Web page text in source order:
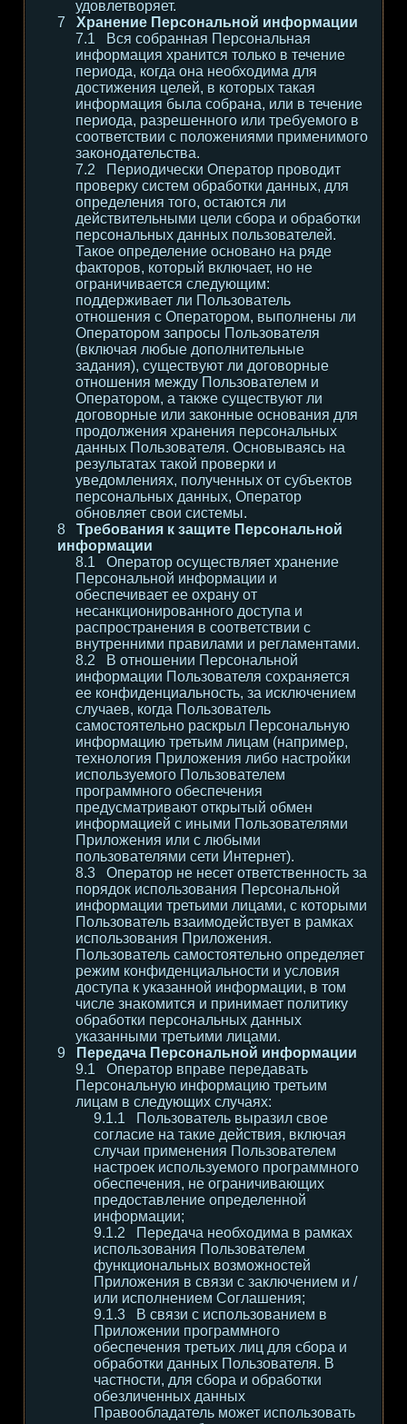
удовлетворяет.
Хранение Персональной информации
Вся собранная Персональная
информация хранится только в течение
периода, когда она необходима для
достижения целей, в которых такая
информация была собрана, или в течение
периода, разрешенного или требуемого в
соответствии с положениями применимого
законодательства.
Периодически Оператор проводит
проверку систем обработки данных, для
определения того, остаются ли
действительными цели сбора и обработки
персональных данных пользователей.
Такое определение основано на ряде
факторов, который включает, но не
ограничивается следующим:
поддерживает ли Пользователь
отношения с Оператором, выполнены ли
Оператором запросы Пользователя
(включая любые дополнительные
задания), существуют ли договорные
отношения между Пользователем и
Оператором, а также существуют ли
договорные или законные основания для
продолжения хранения персональных
данных Пользователя. Основываясь на
результатах такой проверки и
уведомлениях, полученных от субъектов
персональных данных, Оператор
обновляет свои системы.
Требования к защите Персональной
информации
Оператор осуществляет хранение
Персональной информации и
обеспечивает ее охрану от
несанкционированного доступа и
распространения в соответствии с
внутренними правилами и регламентами.
В отношении Персональной
информации Пользователя сохраняется
ее конфиденциальность, за исключением
случаев, когда Пользователь
самостоятельно раскрыл Персональную
информацию третьим лицам (например,
технология Приложения либо настройки
используемого Пользователем
программного обеспечения
предусматривают открытый обмен
информацией с иными Пользователями
Приложения или с любыми
пользователями сети Интернет).
Оператор не несет ответственность за
порядок использования Персональной
информации третьими лицами, с которыми
Пользователь взаимодействует в рамках
использования Приложения.
Пользователь самостоятельно определяет
режим конфиденциальности и условия
доступа к указанной информации, в том
числе знакомится и принимает политику
обработки персональных данных
указанными третьими лицами.
Передача Персональной информации
Оператор вправе передавать
Персональную информацию третьим
лицам в следующих случаях:
Пользователь выразил свое
согласие на такие действия, включая
случаи применения Пользователем
настроек используемого программного
обеспечения, не ограничивающих
предоставление определенной
информации;
Передача необходима в рамках
использования Пользователем
функциональных возможностей
Приложения в связи с заключением и /
или исполнением Соглашения;
В связи с использованием в
Приложении программного
обеспечения третьих лиц для сбора и
обработки данных Пользователя. В
частности, для сбора и обработки
обезличенных данных
Правообладатель может использовать